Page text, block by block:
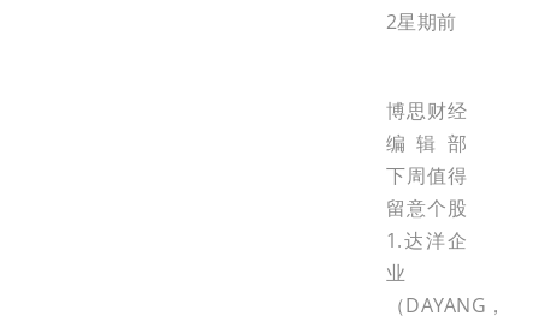
2星期前
博思财经
编辑部
下周值得
留意个股
1.达洋企
业
（DAYANG，